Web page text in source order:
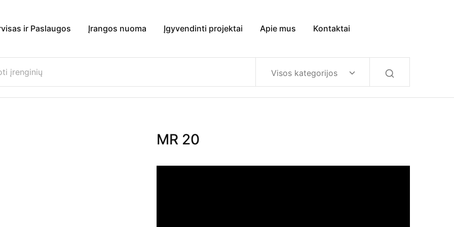
ir Paslaugos Įrangos nuoma Įgyvendinti projektai Apie mus Kontaktai
Visos kategorijos
MR 20